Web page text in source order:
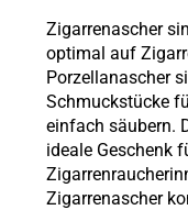
Zigarrenascher
optimal auf
Porzellanascher
Schmuckstücke
einfach säubern.
ideale Geschenk
Zigarrenascher